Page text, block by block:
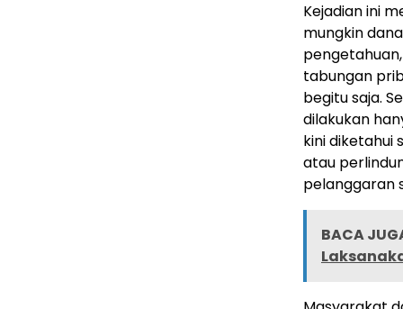
Kejadian ini
mungkin
tabungan
begitu saja.
dilakukan
kini diketahui
atau
pelanggaran
BACA